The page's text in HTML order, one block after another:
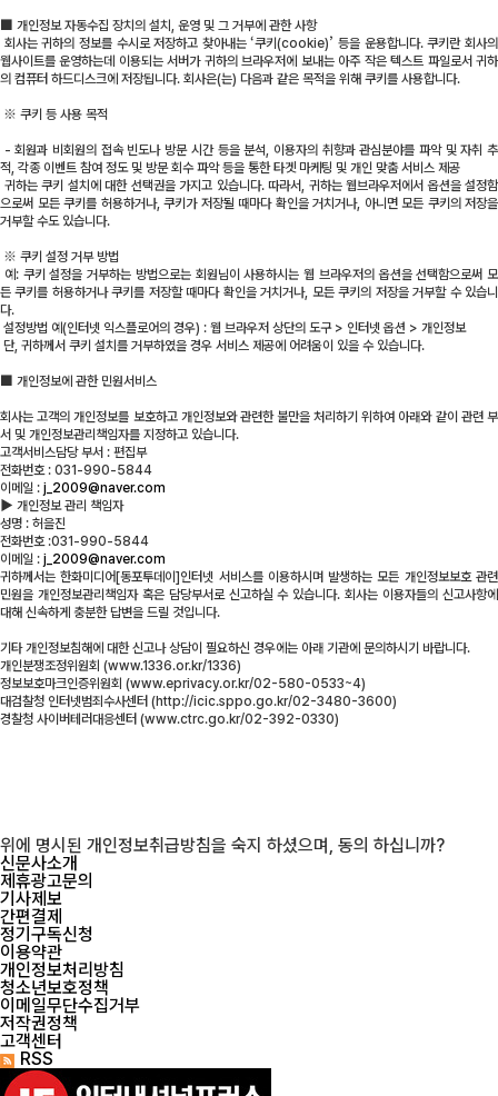
개인정보 자동수집 장치의 설치, 운영 및 그 거부에 관한 사항
회사는 귀하의 정보를 수시로 저장하고 찾아내는 ‘쿠키(cookie)’ 등을 운용합니다. 쿠키란 회사의
웹사이트를 운영하는데 이용되는 서버가 귀하의 브라우저에 보내는 아주 작은 텍스트 파일로서 귀하
의 컴퓨터 하드디스크에 저장됩니다. 회사은(는) 다음과 같은 목적을 위해 쿠키를 사용합니다.
※ 쿠키 등 사용 목적
- 회원과 비회원의 접속 빈도나 방문 시간 등을 분석, 이용자의 취향과 관심분야를 파악 및 자취 추
적, 각종 이벤트 참여 정도 및 방문 회수 파악 등을 통한 타겟 마케팅 및 개인 맞춤 서비스 제공
귀하는 쿠키 설치에 대한 선택권을 가지고 있습니다. 따라서, 귀하는 웹브라우저에서 옵션을 설정함
으로써 모든 쿠키를 허용하거나, 쿠키가 저장될 때마다 확인을 거치거나, 아니면 모든 쿠키의 저장을
거부할 수도 있습니다.
※ 쿠키 설정 거부 방법
예: 쿠키 설정을 거부하는 방법으로는 회원님이 사용하시는 웹 브라우저의 옵션을 선택함으로써 모
든 쿠키를 허용하거나 쿠키를 저장할 때마다 확인을 거치거나, 모든 쿠키의 저장을 거부할 수 있습니
다.
설정방법 예(인터넷 익스플로어의 경우) : 웹 브라우저 상단의 도구 > 인터넷 옵션 > 개인정보
단, 귀하께서 쿠키 설치를 거부하였을 경우 서비스 제공에 어려움이 있을 수 있습니다.
개인정보에 관한 민원서비스
회사는 고객의 개인정보를 보호하고 개인정보와 관련한 불만을 처리하기 위하여 아래와 같이 관련 부
서 및 개인정보관리책임자를 지정하고 있습니다.
고객서비스담당 부서 : 편집부
전화번호 : 031-990-5844
이메일 : j_2009@naver.com
▶ 개인정보 관리 책임자
성명 : 허을진
전화번호 :031-990-5844
이메일 : j_2009@naver.com
귀하께서는 한화미디어[동포투데이]인터넷 서비스를 이용하시며 발생하는 모든 개인정보보호 관련
민원을 개인정보관리책임자 혹은 담당부서로 신고하실 수 있습니다. 회사는 이용자들의 신고사항에
대해 신속하게 충분한 답변을 드릴 것입니다.
기타 개인정보침해에 대한 신고나 상담이 필요하신 경우에는 아래 기관에 문의하시기 바랍니다.
개인분쟁조정위원회 (www.1336.or.kr/1336)
정보보호마크인증위원회 (www.eprivacy.or.kr/02-580-0533~4)
대검찰청 인터넷범죄수사센터 (http://icic.sppo.go.kr/02-3480-3600)
경찰청 사이버테러대응센터 (www.ctrc.go.kr/02-392-0330)
위에 명시된 개인정보취급방침을 숙지 하셨으며, 동의 하십니까?
신문사소개
제휴광고문의
기사제보
간편결제
정기구독신청
이용약관
개인정보처리방침
청소년보호정책
이메일무단수집거부
저작권정책
고객센터
RSS